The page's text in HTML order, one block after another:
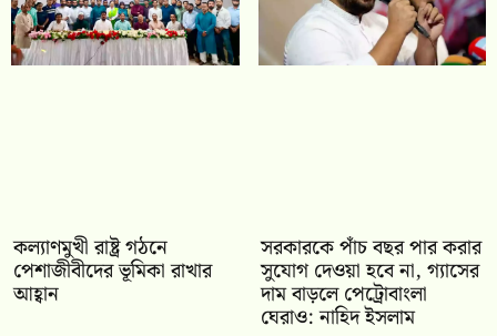
কল্যাণমুখী রাষ্ট্র গঠনে
পেশাজীবীদের ভূমিকা রাখার
আহ্বান
সরকারকে পাঁচ বছর পার করার
সুযোগ দেওয়া হবে না, গ্যাসের
দাম বাড়লে পেট্রোবাংলা
ঘেরাও: নাহিদ ইসলাম